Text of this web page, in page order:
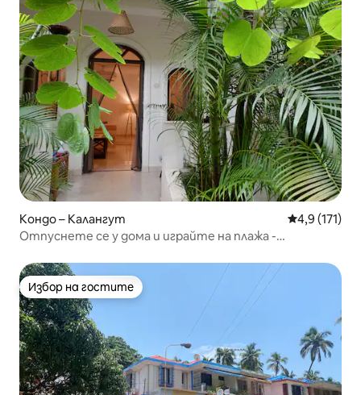
Кондо – Калангут Средна
4,9 (171)
Отпуснете се у дома и играйте на плажа -
Избор на гостите
Избор на гостите